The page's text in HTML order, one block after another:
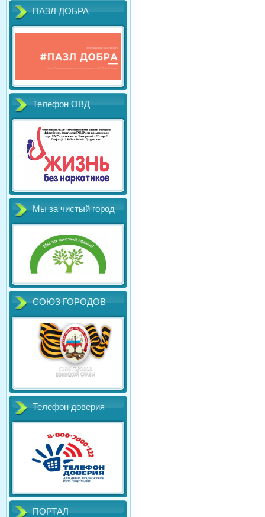
ПАЗЛ ДОБРА
Телефон ОВД
Мы за чистый город
СОЮЗ ГОРОДОВ
Телефон доверия
ПОРТАЛ